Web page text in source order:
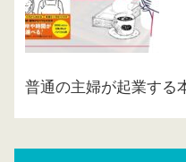
普通の主婦が起業する